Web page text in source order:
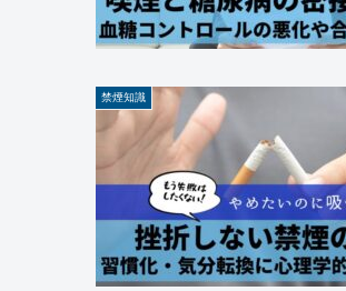
禁煙知識